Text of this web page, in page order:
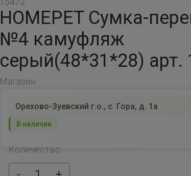
HOMEPET Сумка-
№4 камуфляж
серый(48*31*28) арт.
Магазин:
Орехово-Зуевский г.о., с. Гора, д. 1а
В наличии
Количество: